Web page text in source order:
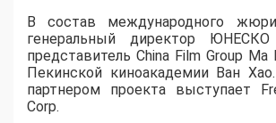
В состав международного
генеральный директор
представитель China Film Group
Пекинской киноакадемии Ван
партнером проекта выступает
Corp.